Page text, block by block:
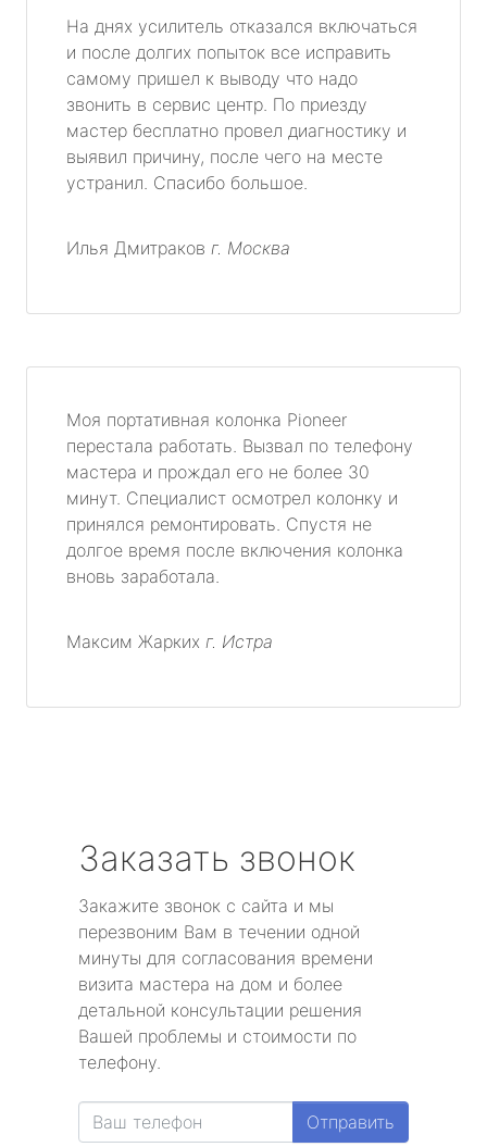
На днях усилитель отказался включаться
и после долгих попыток все исправить
самому пришел к выводу что надо
звонить в сервис центр. По приезду
мастер бесплатно провел диагностику и
выявил причину, после чего на месте
устранил. Спасибо большое.
Илья Дмитраков г. Москва
Моя портативная колонка Pioneer
перестала работать. Вызвал по телефону
мастера и прождал его не более 30
минут. Специалист осмотрел колонку и
принялся ремонтировать. Спустя не
долгое время после включения колонка
вновь заработала.
Максим Жарких г. Истра
Заказать звонок
Закажите звонок с сайта и мы
перезвоним Вам в течении одной
минуты для согласования времени
визита мастера на дом и более
детальной консультации решения
Вашей проблемы и стоимости по
телефону.
Отправить